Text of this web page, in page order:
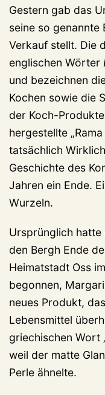
Gestern gab das
seine so
Verkauf stellt. Die
englischen Wörter
und bezeichnen
Kochen sowie die
der Koch-
hergestellte
tatsächlich
Geschichte des
Jahren ein Ende.
Wurzeln.
Ursprünglich hatte
den Bergh Ende
Heimatstadt Oss
begonnen,
neues Produkt,
Lebensmittel
griechischen Wort
weil der matte
Perle ähnelte.